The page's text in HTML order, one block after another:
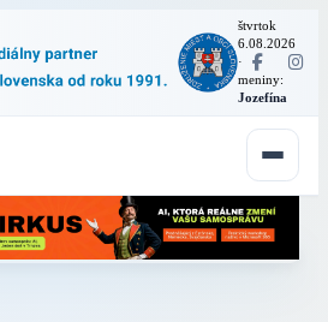
štvrtok
6.08.2026
·
meniny:
Jozefína